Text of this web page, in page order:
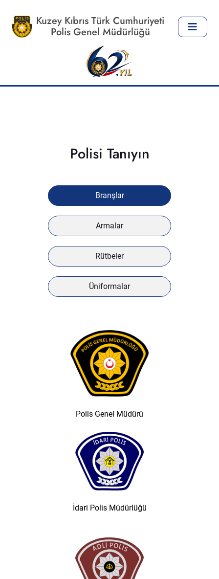
Kuzey Kıbrıs Türk Cumhuriyeti
Polis Genel Müdürlüğü
Polisi Tanıyın
Branşlar
Armalar
Rütbeler
Üniformalar
Polis Genel Müdürü
İdari Polis Müdürlüğü